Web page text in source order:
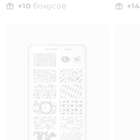
+10 бонусов +14